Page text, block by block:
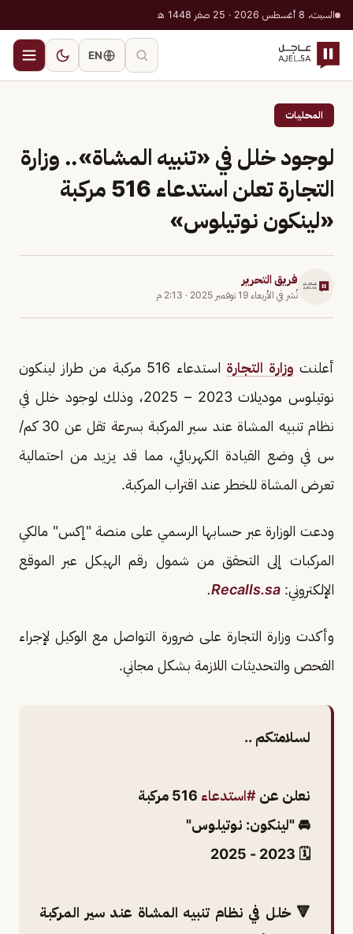
السبت، 8 أغسطس 2026 · 25 صفر 1448 هـ
EN
المحليات
لوجود خلل في «تنبيه المشاة».. وزارة
التجارة تعلن استدعاء 516 مركبة
«لينكون نوتيلوس»
فريق التحرير
نُشر في الأربعاء 19 نوفمبر 2025 · 2:13 م
أعلنت وزارة التجارة
استدعاء 516 مركبة من طراز لينكون
نوتيلوس موديلات 2023 – 2025، وذلك لوجود خلل في
نظام تنبيه المشاة عند سير المركبة بسرعة تقل عن 30 كم/
س في وضع القيادة الكهربائي، مما قد يزيد من احتمالية
تعرض المشاة للخطر عند اقتراب المركبة.
ودعت الوزارة عبر حسابها الرسمي على منصة "إكس" مالكي
المركبات إلى التحقق من شمول رقم الهيكل عبر الموقع
الإلكتروني: Recalls.sa
.
وأكدت وزارة التجارة على ضرورة التواصل مع الوكيل لإجراء
الفحص والتحديثات اللازمة بشكل مجاني.
لسلامتكم ..
نعلن عن ⁧ #استدعاء
🚘 "لينكون: نوتيلوس"
🗓 2023 - 2025
🔻 خلل في نظام تنبيه المشاة عند سير المركبة